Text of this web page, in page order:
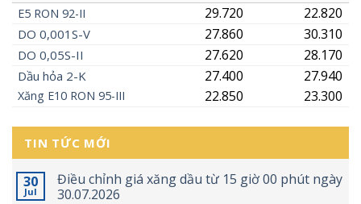
E5 RON 92-II 22.820
29.720
DO 0,001S-V 30.310
27.860
DO 0,05S-II 28.170
27.620
Dầu hỏa 2-K 27.940
27.400
Xăng E10 RON 95-III 23.300
22.850
TIN TỨC MỚI
30
Jul
Điều chỉnh giá xăng dầu từ 15 giờ 00 phút ngày
30.07.2026